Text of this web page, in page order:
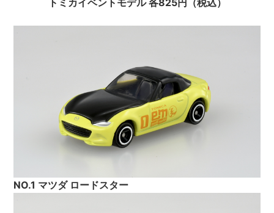
トミカイベントモデル 各825円（税込）
NO.1 マツダ ロードスター